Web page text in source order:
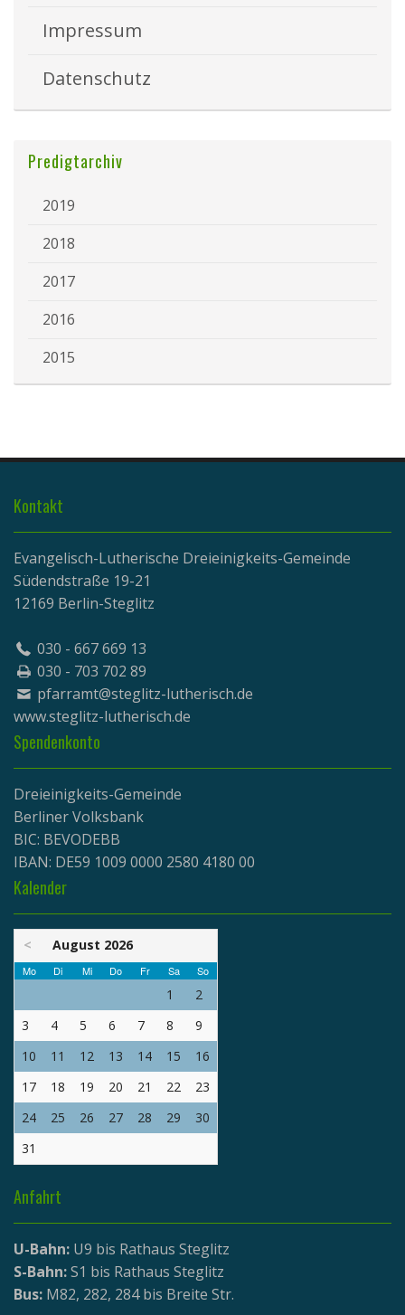
Impressum
Datenschutz
Predigtarchiv
2019
2018
2017
2016
2015
Kontakt
Evangelisch-Lutherische Dreieinigkeits-Gemeinde
Südendstraße 19-21
12169 Berlin-Steglitz
030 - 667 669 13
030 - 703 702 89
pfarramt@steglitz-lutherisch.de
www.steglitz-lutherisch.de
Spendenkonto
Dreieinigkeits-Gemeinde
Berliner Volksbank
BIC: BEVODEBB
IBAN: DE59 1009 0000 2580 4180 00
Kalender
< August 2026
Mo Di Mi Do Fr Sa So
1
2
3
4 5 6 7 8
9
10
11 12 13 14 15
16
17
18 19 20 21 22
23
24
25 26 27 28 29
30
31
Anfahrt
U-Bahn: U9 bis Rathaus Steglitz
S-Bahn:S1 bis Rathaus Steglitz
Bus: M82, 282, 284 bis Breite Str.